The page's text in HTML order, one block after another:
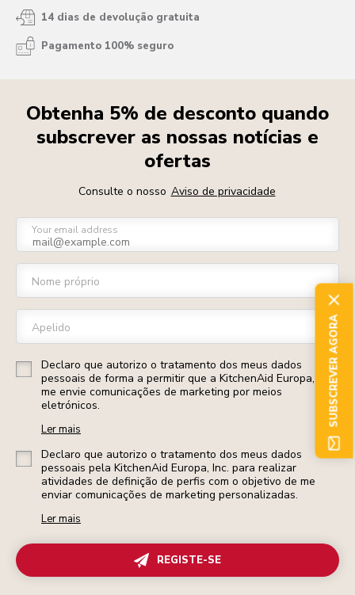
14 dias de devolução gratuita
Pagamento 100% seguro
Obtenha 5% de desconto quando
subscrever as nossas notícias e
ofertas
Consulte o nosso Aviso de privacidade
Your email address
Nome próprio
Apelido
Declaro que autorizo o tratamento dos meus dados
pessoais de forma a permitir que a KitchenAid Europa, Inc.
me envie comunicações de marketing por meios
eletrónicos.
Ler mais
Declaro que autorizo o tratamento dos meus dados
pessoais pela KitchenAid Europa, Inc. para realizar
atividades de definição de perfis com o objetivo de me
enviar comunicações de marketing personalizadas.
Ler mais
REGISTE-SE
SUBSCREVER AGORA